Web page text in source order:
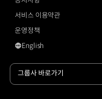
서비스 이용약관
운영정책
영문 사이트로 이동
English
그룹사 바로가기